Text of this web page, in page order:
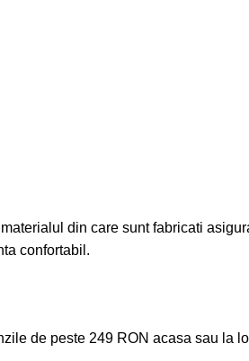
din care sunt fabricati
confortabil.
de peste 249 RON acasa sau la